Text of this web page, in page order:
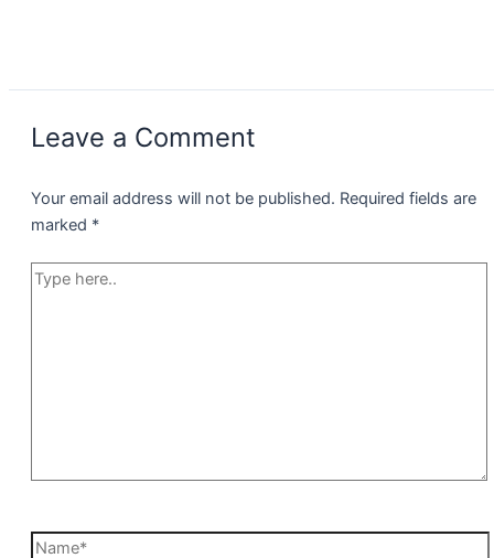
Leave a Comment
Your email address will not be published. Required fields are
marked *
Type
Name*